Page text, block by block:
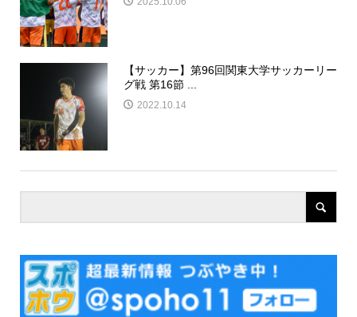
【サッカー】第96回関東大学サッカーリー
グ戦 第16節 ...
2022.10.14